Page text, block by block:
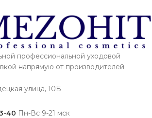
профессиональной уходовой
напрямую от производителей
улица, 10Б
40 Пн-Вс 9-21 мск